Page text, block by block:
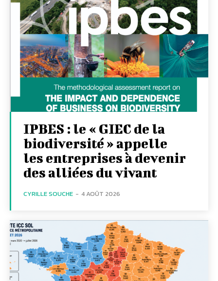
IPBES : le « GIEC de la
biodiversité » appelle
les entreprises à devenir
des alliées du vivant
CYRILLE SOUCHE - 4 AOÛT 2026